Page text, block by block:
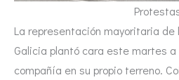
La representación mayoritaria
Galicia plantó cara este martes
compañía en su propio terreno.